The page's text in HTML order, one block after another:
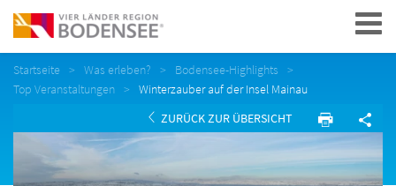
Navigation
Startseite Was erleben?
Bodensee-Highlights
Top Veranstaltungen
Winterzauber auf der Insel Mainau
ZURÜCK ZUR ÜBERSICHT